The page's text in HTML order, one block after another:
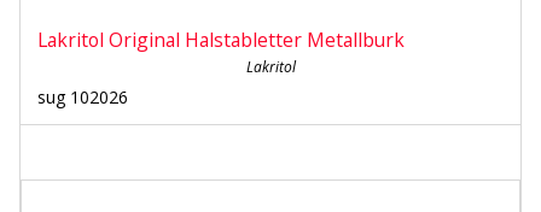
Lakritol Original Halstabletter Metallburk
Lakritol
sug 102026